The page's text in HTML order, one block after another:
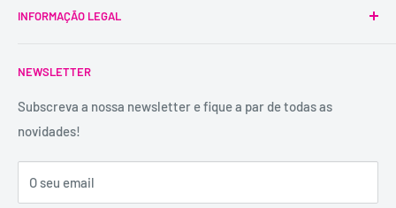
Portugal, pioneira na venda de produtos íntimos para
É uma marca registada, tem mais de 29 anos de
aconselhamento e atendimento personalizados e
Visita o Blog de Sexo e Amor da Erosfarma.
INFORMAÇÃO LEGAL
Trocas e Devoluções
Política de Privacidade
Contactos
Catálogos
NEWSLETTER
Subscreva a nossa newsletter e fique a par de todas as
novidades!
O seu email